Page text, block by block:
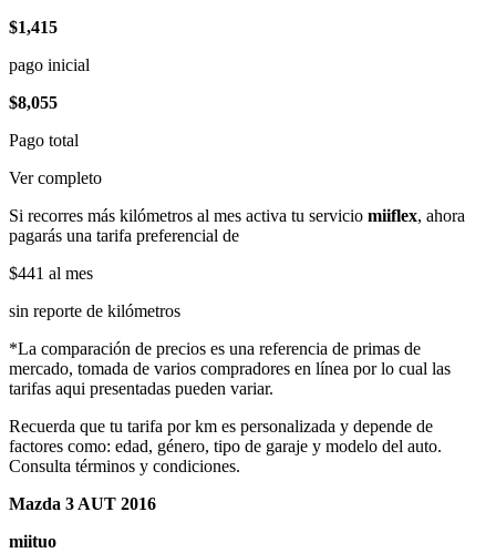
$1,415
pago inicial
$8,055
Pago total
Ver completo
Si recorres más kilómetros al mes activa tu servicio miiflex, ahora
pagarás una tarifa preferencial de
$441 al mes
sin reporte de kilómetros
*La comparación de precios es una referencia de primas de
mercado, tomada de varios compradores en línea por lo cual las
tarifas aqui presentadas pueden variar.
Recuerda que tu tarifa por km es personalizada y depende de
factores como: edad, género, tipo de garaje y modelo del auto.
Consulta términos y condiciones.
Mazda 3 AUT 2016
miituo